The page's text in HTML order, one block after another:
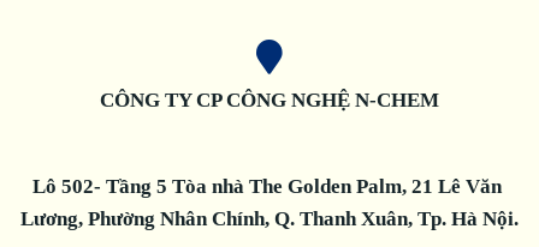
CÔNG TY CP CÔNG NGHỆ N-CHEM
Lô 502- Tầng 5 Tòa nhà The Golden Palm, 21 Lê Văn
Lương, Phường Nhân Chính, Q. Thanh Xuân, Tp. Hà Nội.